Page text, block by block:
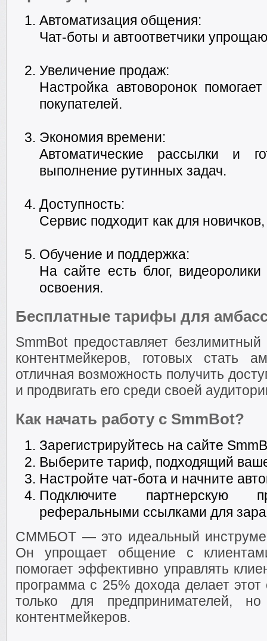
Автоматизация общения:
Чат-боты и автоответчики
Увеличение продаж:
Настройка автоворонок
покупателей.
Экономия времени:
Автоматические рассылки и
выполнение рутинных задач.
Доступность:
Сервис подходит как для
Обучение и поддержка:
На сайте есть блог,
освоения.
Бесплатные тарифы для
SmmBot предоставляет
контентмейкеров, готовых стать
отличная возможность получить
и продвигать его среди своей
Как начать работу с SmmBot?
Зарегистрируйтесь на сайте
Выберите тариф, подходящий
Настройте чат-бота и начните
Подключите партнерскую
реферальными ссылками для
СММБОТ — это идеальный
Он упрощает общение с
помогает эффективно управлять
программа с 25% дохода делает
только для предпринимателей,
контентмейкеров.